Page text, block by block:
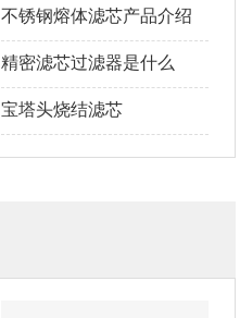
不锈钢熔体滤芯产品介绍
精密滤芯过滤器是什么
宝塔头烧结滤芯